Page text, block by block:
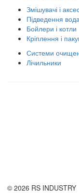
Змішувачі і
Підведення
Бойлери і котли
Кріплення і
Системи
Лічильники
© 2026 RS INDUSTRY